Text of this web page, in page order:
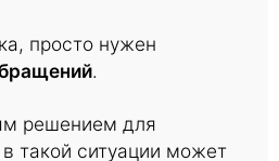
просто нужен
.
решением для
такой ситуации может